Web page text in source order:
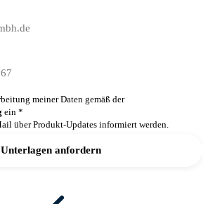
meiner Daten gemäß der
ein *
über Produkt-Updates informiert werden.
Unterlagen anfordern